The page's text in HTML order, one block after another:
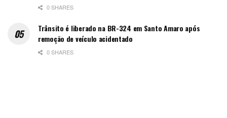
0 SHARES
Trânsito é liberado na BR-324 em Santo Amaro após
remoção de veículo acidentado
0 SHARES